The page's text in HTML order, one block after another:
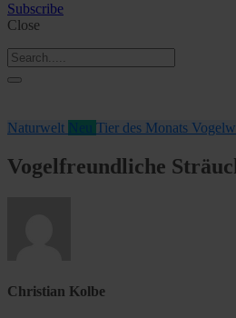
Subscribe
Close
Naturwelt Tier des Monats
Vogelfreundliche
Christian Kolbe